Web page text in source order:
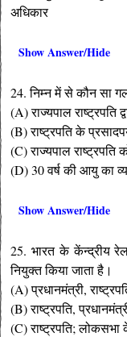
अधिकार
Show Answer/Hide
24. निम्न में से कौन सा
(A) राज्यपाल राष्ट्रपति
(B) राष्ट्रपति के
(C) राज्यपाल राष्ट्रपति
(D) 30 वर्ष की आयु का
Show Answer/Hide
25. भारत के केंन्द्रीय
नियुक्त किया जाता है।
(A) प्रधानमंत्री,
(B) राष्ट्रपति,
(C) राष्ट्रपति; लोकसभा